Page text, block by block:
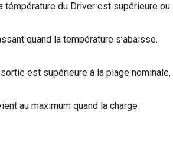
témpérature du Driver est supérieure ou
quand la température s’abaisse.
est supérieure à la plage nominale,
au maximum quand la charge